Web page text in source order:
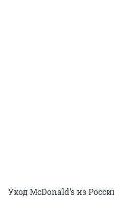
Уход McDonald’s из